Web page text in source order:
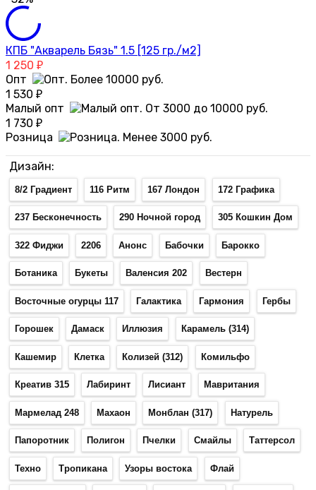
КПБ "Акварель Бязь" 1.5 [125 гр./м2]
1 250 ₽
Опт
1 530 ₽
Малый опт
1 730 ₽
Розница
Дизайн:
8/2 Градиент 116 Ритм 167 Лондон 172 Графика
237 Бесконечность 290 Ночной город 305 Кошкин Дом
322 Фиджи 2206 Анонс Бабочки Барокко
Ботаника Букеты Валенсия 202 Вестерн
Восточные огурцы 117 Галактика Гармония Гербы
Горошек Дамаск Иллюзия Карамель (314)
Кашемир Клетка Колизей (312) Комильфо
Креатив 315 Лабиринт Лисиант Мавритания
Мармелад 248 Махаон Монблан (317) Натурель
Папоротник Полигон Пчелки Смайлы Таттерсол
Техно Тропикана Узоры востока Флай